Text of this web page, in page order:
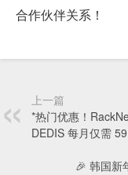
合作伙伴关系！
上一篇
*热门优惠！
DEDIS 每月仅需
🎉 韩国新